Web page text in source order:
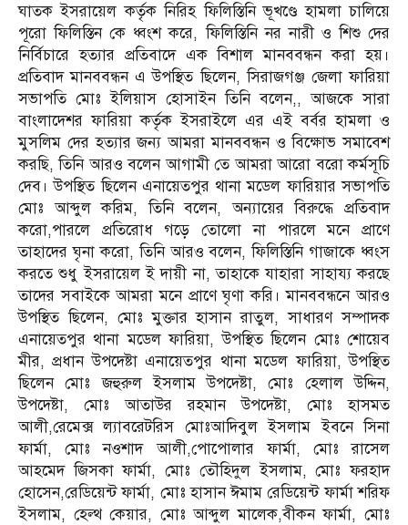
ঘাতক ইসরায়েল কর্তৃক নিরিহ ফিলিস্তিনি ভূখণ্ডে হামলা চালিয়ে
পূরো ফিলিস্তিন কে ধ্বংশ করে, ফিলিস্তিনি নর নারী ও শিশু দের
নির্বিচারে হত্যার প্রতিবাদে এক বিশাল মানববন্ধন করা হয়।
প্রতিবাদ মানববন্ধন এ উপস্থিত ছিলেন, সিরাজগঞ্জ জেলা ফারিয়া
সভাপতি মোঃ ইলিয়াস হোসাইন তিনি বলেন,, আজকে সারা
বাংলাদেশর ফারিয়া কর্তৃক ইসরাইলে এর এই বর্বর হামলা ও
মুসলিম দের হত্যার জন্য আমরা মানববন্ধন ও বিক্ষোভ সমাবেশ
করছি, তিনি আরও বলেন আগামী তে আমরা আরো বরো কর্মসূচি
দেব। উপস্থিত ছিলেন এনায়েতপুর থানা মডেল ফারিয়ার সভাপতি
মোঃ আব্দুল করিম, তিনি বলেন, অন্যায়ের বিরুদ্ধে প্রতিবাদ
করো,পারলে প্রতিরোধ গড়ে তোলো না পারলে মনে প্রাণে
তাহাদের ঘৃনা করো, তিনি আরও বলেন, ফিলিস্তিনি গাজাকে ধ্বংস
করতে শুধু ইসরায়েল ই দায়ী না, তাহাকে যাহারা সাহায্য করছে
তাদের সবাইকে আমরা মনে প্রাণে ঘৃণা করি। মানববন্ধনে আরও
উপস্থিত ছিলেন, মোঃ মুক্তার হাসান রাতুল, সাধারণ সম্পাদক
এনায়েতপুর থানা মডেল ফারিয়া, উপস্থিত ছিলেন মোঃ শোয়েব
মীর, প্রধান উপদেষ্টা এনায়েতপুর থানা মডেল ফারিয়া, উপস্থিত
ছিলেন মোঃ জহুরুল ইসলাম উপদেষ্টা, মোঃ হেলাল উদ্দিন,
উপদেষ্টা, মোঃ আতাউর রহমান উপদেষ্টা, মোঃ হাসমত
আলী,রেমেক্স ল্যাবরেটরিস মোঃআদিবুল ইসলাম ইবনে সিনা
ফার্মা, মোঃ নওশাদ আলী,পোপোলার ফার্মা, মোঃ রাসেল
আহমেদ জিসকা ফার্মা, মোঃ তৌহিদুল ইসলাম, মোঃ ফরহাদ
হোসেন,রেডিয়েন্ট ফার্মা, মোঃ হাসান ঈমাম রেডিয়েন্ট ফার্মা শরিফ
ইসলাম, হেল্থ কেয়ার, মোঃ আব্দুল মালেক,বীকন ফার্মা, মোঃ